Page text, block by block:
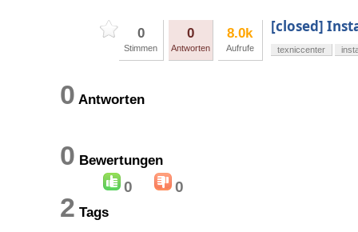
0
Stimmen
0
Antworten
8.0k
Aufrufe
[closed]
texniccenter
0 Antworten
0 Bewertungen
0 0
2 Tags